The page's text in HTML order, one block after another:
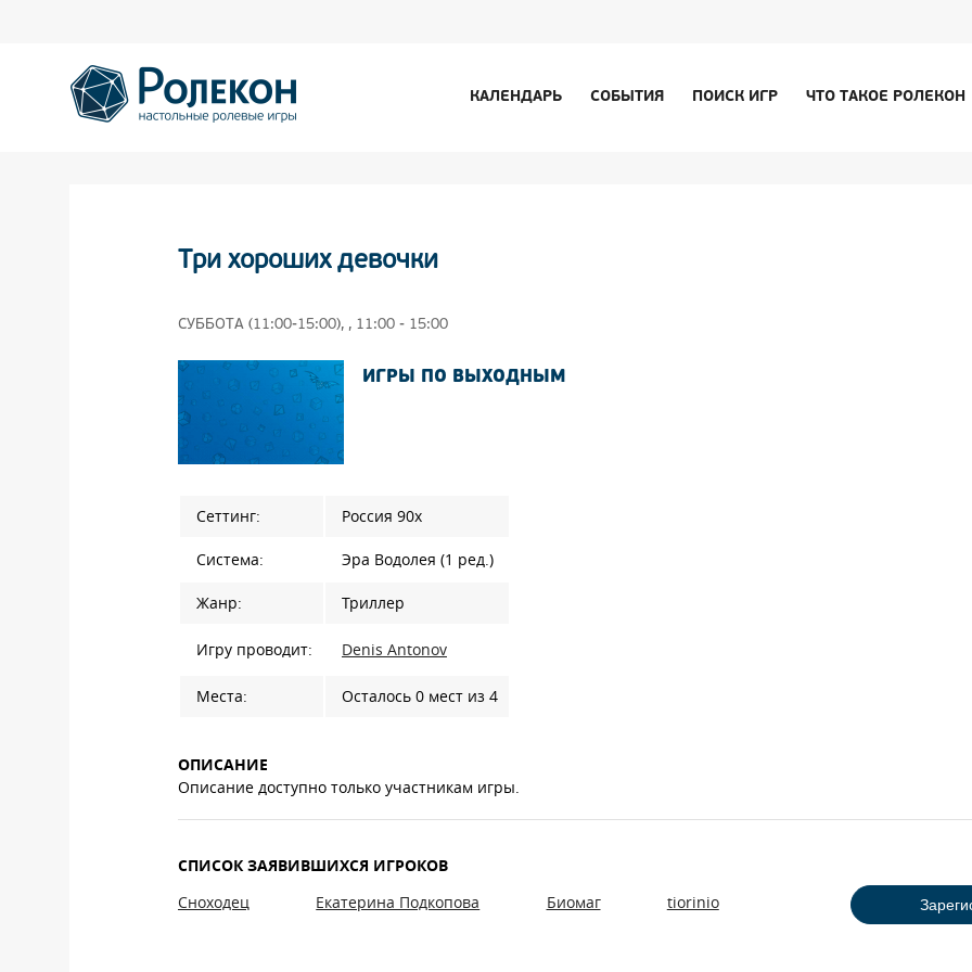
КАЛЕНДАРЬ СОБЫТИЯ ПОИСК ИГР ЧТО ТАКОЕ РОЛЕКОН
Три хороших девочки
СУББОТА (11:00-15:00), , 11:00 - 15:00
ИГРЫ ПО ВЫХОДНЫМ
Сеттинг: Россия 90х
Система: Эра Водолея (1 ред.)
Жанр: Триллер
Игру проводит: Denis Antonov
Места: Осталось 0 мест из 4
ОПИСАНИЕ
Описание доступно только участникам игры.
СПИСОК ЗАЯВИВШИХСЯ ИГРОКОВ
Сноходец Екатерина Подкопова Биомаг tiorinio